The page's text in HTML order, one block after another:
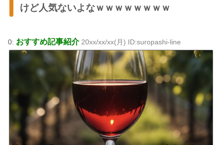
けど人気ないよなｗｗｗｗｗｗｗｗ
0: おすすめ記事紹介20xx/xx/xx(月) ID:suropashi-line